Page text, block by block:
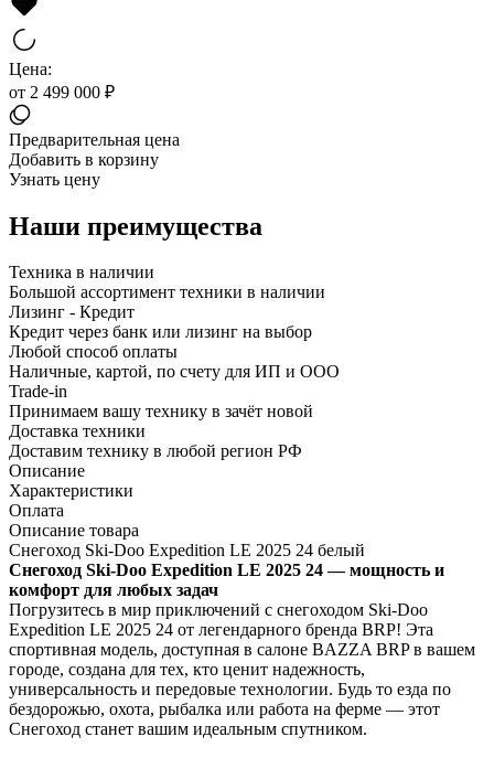
Цена:
от 2 499 000 ₽
Предварительная цена
Добавить в корзину
Узнать цену
Наши преимущества
Техника в наличии
Большой ассортимент техники в наличии
Лизинг - Кредит
Кредит через банк или лизинг на выбор
Любой способ оплаты
Наличные, картой, по счету для ИП и ООО
Trade-in
Принимаем вашу технику в зачёт новой
Доставка техники
Доставим технику в любой регион РФ
Описание
Характеристики
Оплата
Описание товара
Снегоход Ski-Doo Expedition LE 2025 24 белый
Снегоход Ski-Doo Expedition LE 2025 24 — мощность и
комфорт для любых задач
Погрузитесь в мир приключений с снегоходом Ski-Doo
Expedition LE 2025 24 от легендарного бренда BRP! Эта
спортивная модель, доступная в салоне BAZZA BRP в вашем
городе, создана для тех, кто ценит надежность,
универсальность и передовые технологии. Будь то езда по
бездорожью, охота, рыбалка или работа на ферме — этот
Снегоход станет вашим идеальным спутником.